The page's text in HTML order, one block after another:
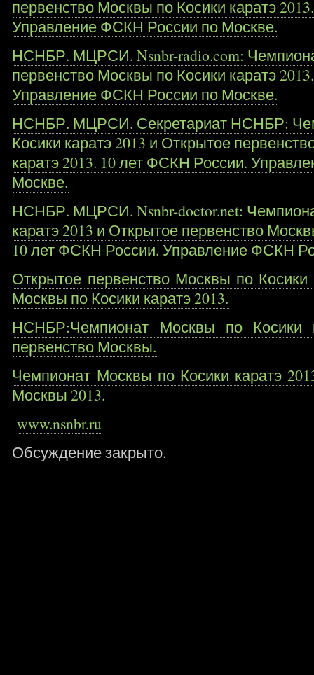
первенство Москвы по Косики каратэ
Управление ФСКН России по Москве.
НСНБР. МЦРСИ. Nsnbr-radio.com:
первенство Москвы по Косики каратэ
Управление ФСКН России по Москве.
НСНБР. МЦРСИ. Секретариат НСНБР:
Косики каратэ 2013 и Открытое
каратэ 2013. 10 лет ФСКН России.
Москве.
НСНБР. МЦРСИ. Nsnbr-doctor.net:
каратэ 2013 и Открытое первенство
10 лет ФСКН России. Управление ФСКН
Открытое первенство Москвы по Косики
Москвы по Косики каратэ 2013.
НСНБР:Чемпионат Москвы по Косики
первенство Москвы.
Чемпионат Москвы по Косики каратэ
Москвы 2013.
www.nsnbr.ru
Обсуждение закрыто.